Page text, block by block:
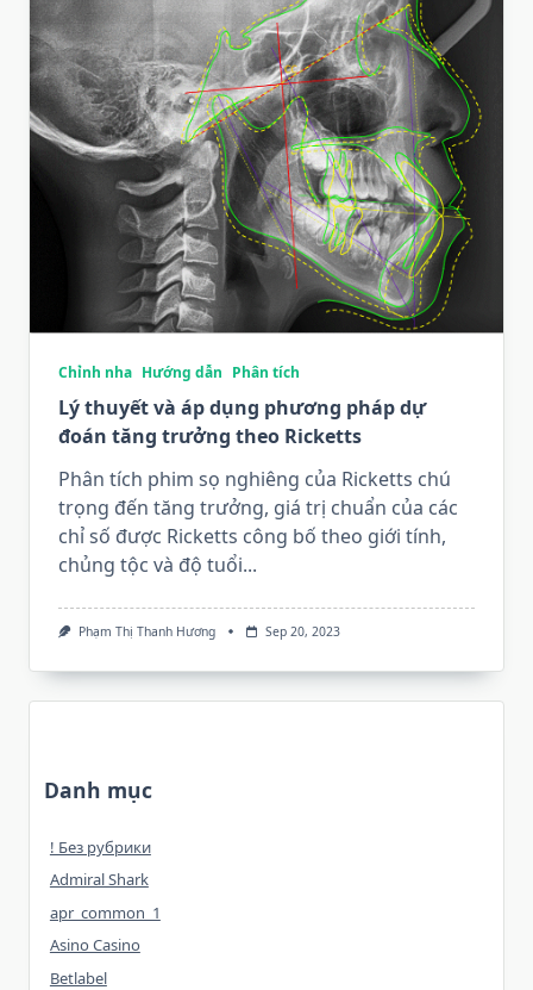
Chỉnh nha Hướng dẫn Phân tích
Lý thuyết và áp dụng phương pháp dự
đoán tăng trưởng theo Ricketts
Phân tích phim sọ nghiêng của Ricketts chú
trọng đến tăng trưởng, giá trị chuẩn của các
chỉ số được Ricketts công bố theo giới tính,
chủng tộc và độ tuổi...
Phạm Thị Thanh Hương Sep 20, 2023
Danh mục
! Без рубрики
Admiral Shark
apr_common_1
Asino Casino
Betlabel